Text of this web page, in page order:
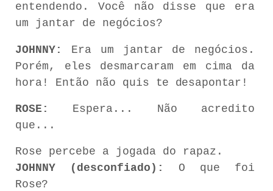
entendendo. Você não disse que era
um jantar de negócios?
JOHNNY: Era um jantar
de negócios.
Porém,
eles desmarcaram em cima
da
hora!
Então não quis te desapontar!
ROSE: Espera... Não
acredito
que...
Rose percebe a jogada do rapaz.
JOHNNY
(desconfiado): O que
foi
Rose?